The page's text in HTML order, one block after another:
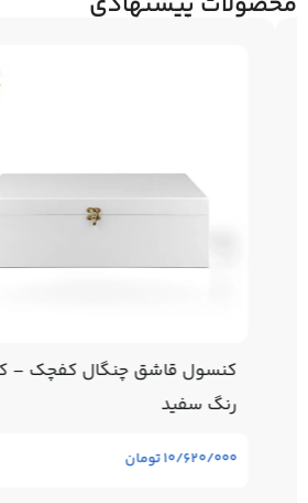
کنسول قاشق چنگال کفچک –
رنگ سفید
۱۰/۶۲۰/۰۰۰تومان